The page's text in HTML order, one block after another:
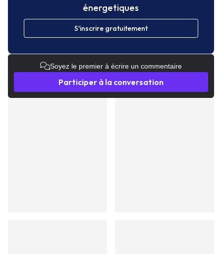
énergetiques
S'inscrire gratuitement
Soyez le premier à écrire un commentaire
Participer à la conversation